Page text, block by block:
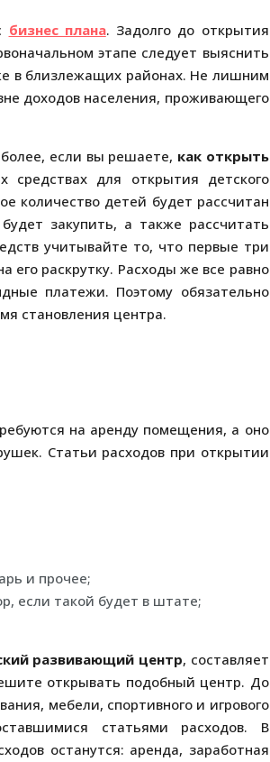
бизнес плана. Задолго до открытия
этапе следует выяснить
в близлежащих районах. Не лишним
доходов населения, проживающего
если вы решаете, как открыть
для открытия детского
количество детей будет рассчитан
закупить, а также рассчитать
учитывайте то, что первые три
его раскрутку. Расходы же все равно
платежи. Поэтому обязательно
становления центра.
на аренду помещения, а оно
Статьи расходов при открытии
и прочее;
если такой будет в штате;
развивающий центр, составляет
открывать подобный центр. До
мебели, спортивного и игрового
статьями расходов. В
останутся: аренда, заработная